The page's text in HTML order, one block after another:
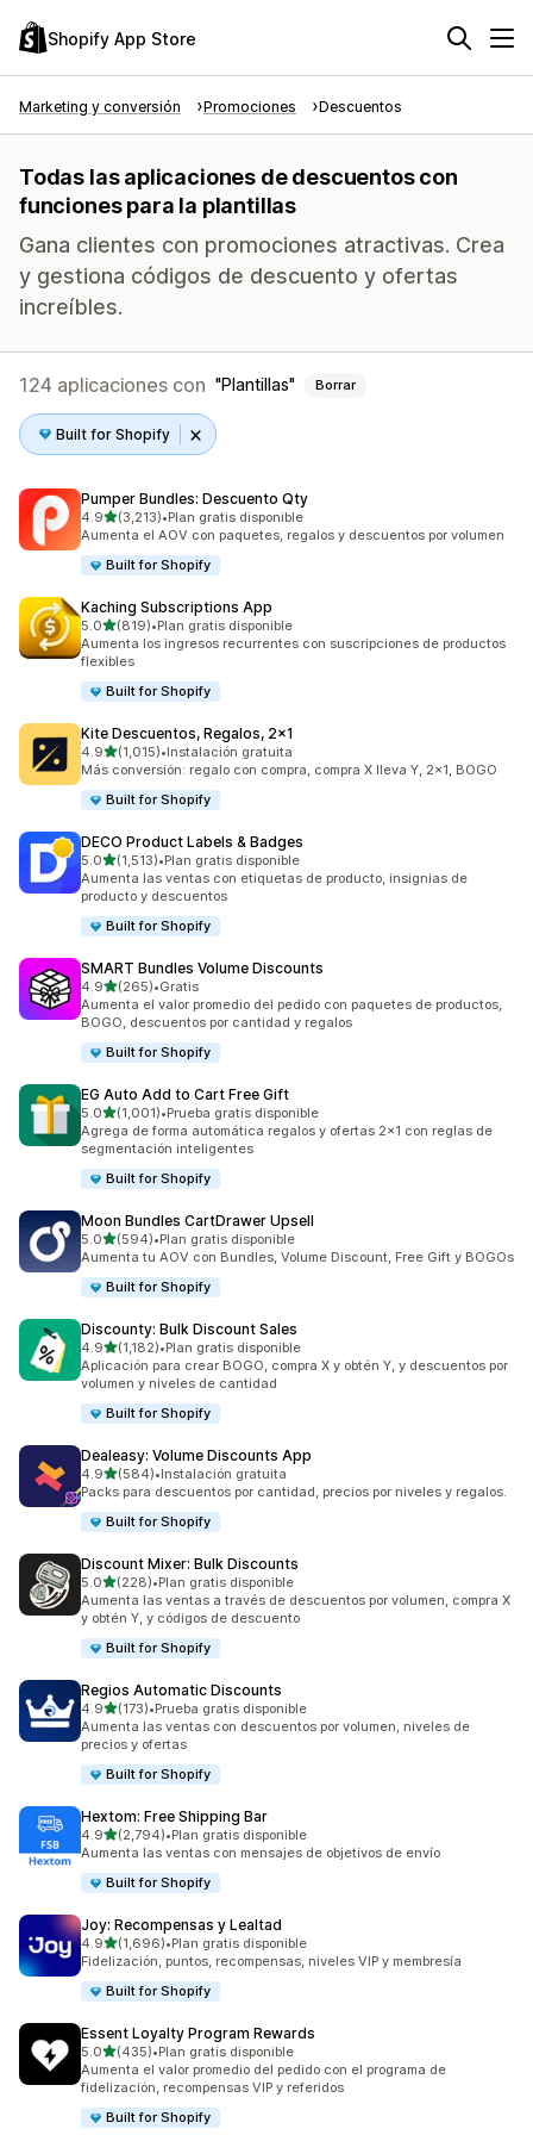
Shopify App Store
Marketing y conversión Promociones Descuentos
Todas las aplicaciones de descuentos con
funciones para la plantillas
Gana clientes con promociones atractivas. Crea
y gestiona códigos de descuento y ofertas
increíbles.
124 aplicaciones con Plantillas Borrar
Built for Shopify
Pumper Bundles: Descuento Qty
4.9de 5 estrellas
(3,213)
3213 reseñas en total
•Plan gratis disponible
Aumenta el AOV con paquetes, regalos y descuentos por volumen
Built for Shopify
Kaching Subscriptions App
5.0de 5 estrellas
(819)
819 reseñas en total
•Plan gratis disponible
Aumenta los ingresos recurrentes con suscripciones de productos
flexibles
Built for Shopify
Kite Descuentos, Regalos, 2x1
4.9de 5 estrellas
(1,015)
1015 reseñas en total
•Instalación gratuita
Más conversión: regalo con compra, compra X lleva Y, 2x1, BOGO
Built for Shopify
DECO Product Labels & Badges
5.0de 5 estrellas
(1,513)
1513 reseñas en total
•Plan gratis disponible
Aumenta las ventas con etiquetas de producto, insignias de
producto y descuentos
Built for Shopify
SMART Bundles Volume Discounts
4.9de 5 estrellas
(265)
265 reseñas en total
•Gratis
Aumenta el valor promedio del pedido con paquetes de productos,
BOGO, descuentos por cantidad y regalos
Built for Shopify
EG Auto Add to Cart Free Gift
5.0de 5 estrellas
(1,001)
1001 reseñas en total
•Prueba gratis disponible
Agrega de forma automática regalos y ofertas 2x1 con reglas de
segmentación inteligentes
Built for Shopify
Moon Bundles CartDrawer Upsell
5.0de 5 estrellas
(594)
594 reseñas en total
•Plan gratis disponible
Aumenta tu AOV con Bundles, Volume Discount, Free Gift y BOGOs
Built for Shopify
Discounty: Bulk Discount Sales
4.9de 5 estrellas
(1,182)
1182 reseñas en total
•Plan gratis disponible
Aplicación para crear BOGO, compra X y obtén Y, y descuentos por
volumen y niveles de cantidad
Built for Shopify
Dealeasy: Volume Discounts App
4.9de 5 estrellas
(584)
584 reseñas en total
•Instalación gratuita
Packs para descuentos por cantidad, precios por niveles y regalos.
Built for Shopify
Discount Mixer: Bulk Discounts
5.0de 5 estrellas
(228)
228 reseñas en total
•Plan gratis disponible
Aumenta las ventas a través de descuentos por volumen, compra X
y obtén Y, y códigos de descuento
Built for Shopify
Regios Automatic Discounts
4.9de 5 estrellas
(173)
173 reseñas en total
•Prueba gratis disponible
Aumenta las ventas con descuentos por volumen, niveles de
precios y ofertas
Built for Shopify
Hextom: Free Shipping Bar
4.9de 5 estrellas
(2,794)
2794 reseñas en total
•Plan gratis disponible
Aumenta las ventas con mensajes de objetivos de envío
Built for Shopify
Joy: Recompensas y Lealtad
4.9de 5 estrellas
(1,696)
1696 reseñas en total
•Plan gratis disponible
Fidelización, puntos, recompensas, niveles VIP y membresía
Built for Shopify
Essent Loyalty Program Rewards
5.0de 5 estrellas
(435)
435 reseñas en total
•Plan gratis disponible
Aumenta el valor promedio del pedido con el programa de
fidelización, recompensas VIP y referidos
Built for Shopify